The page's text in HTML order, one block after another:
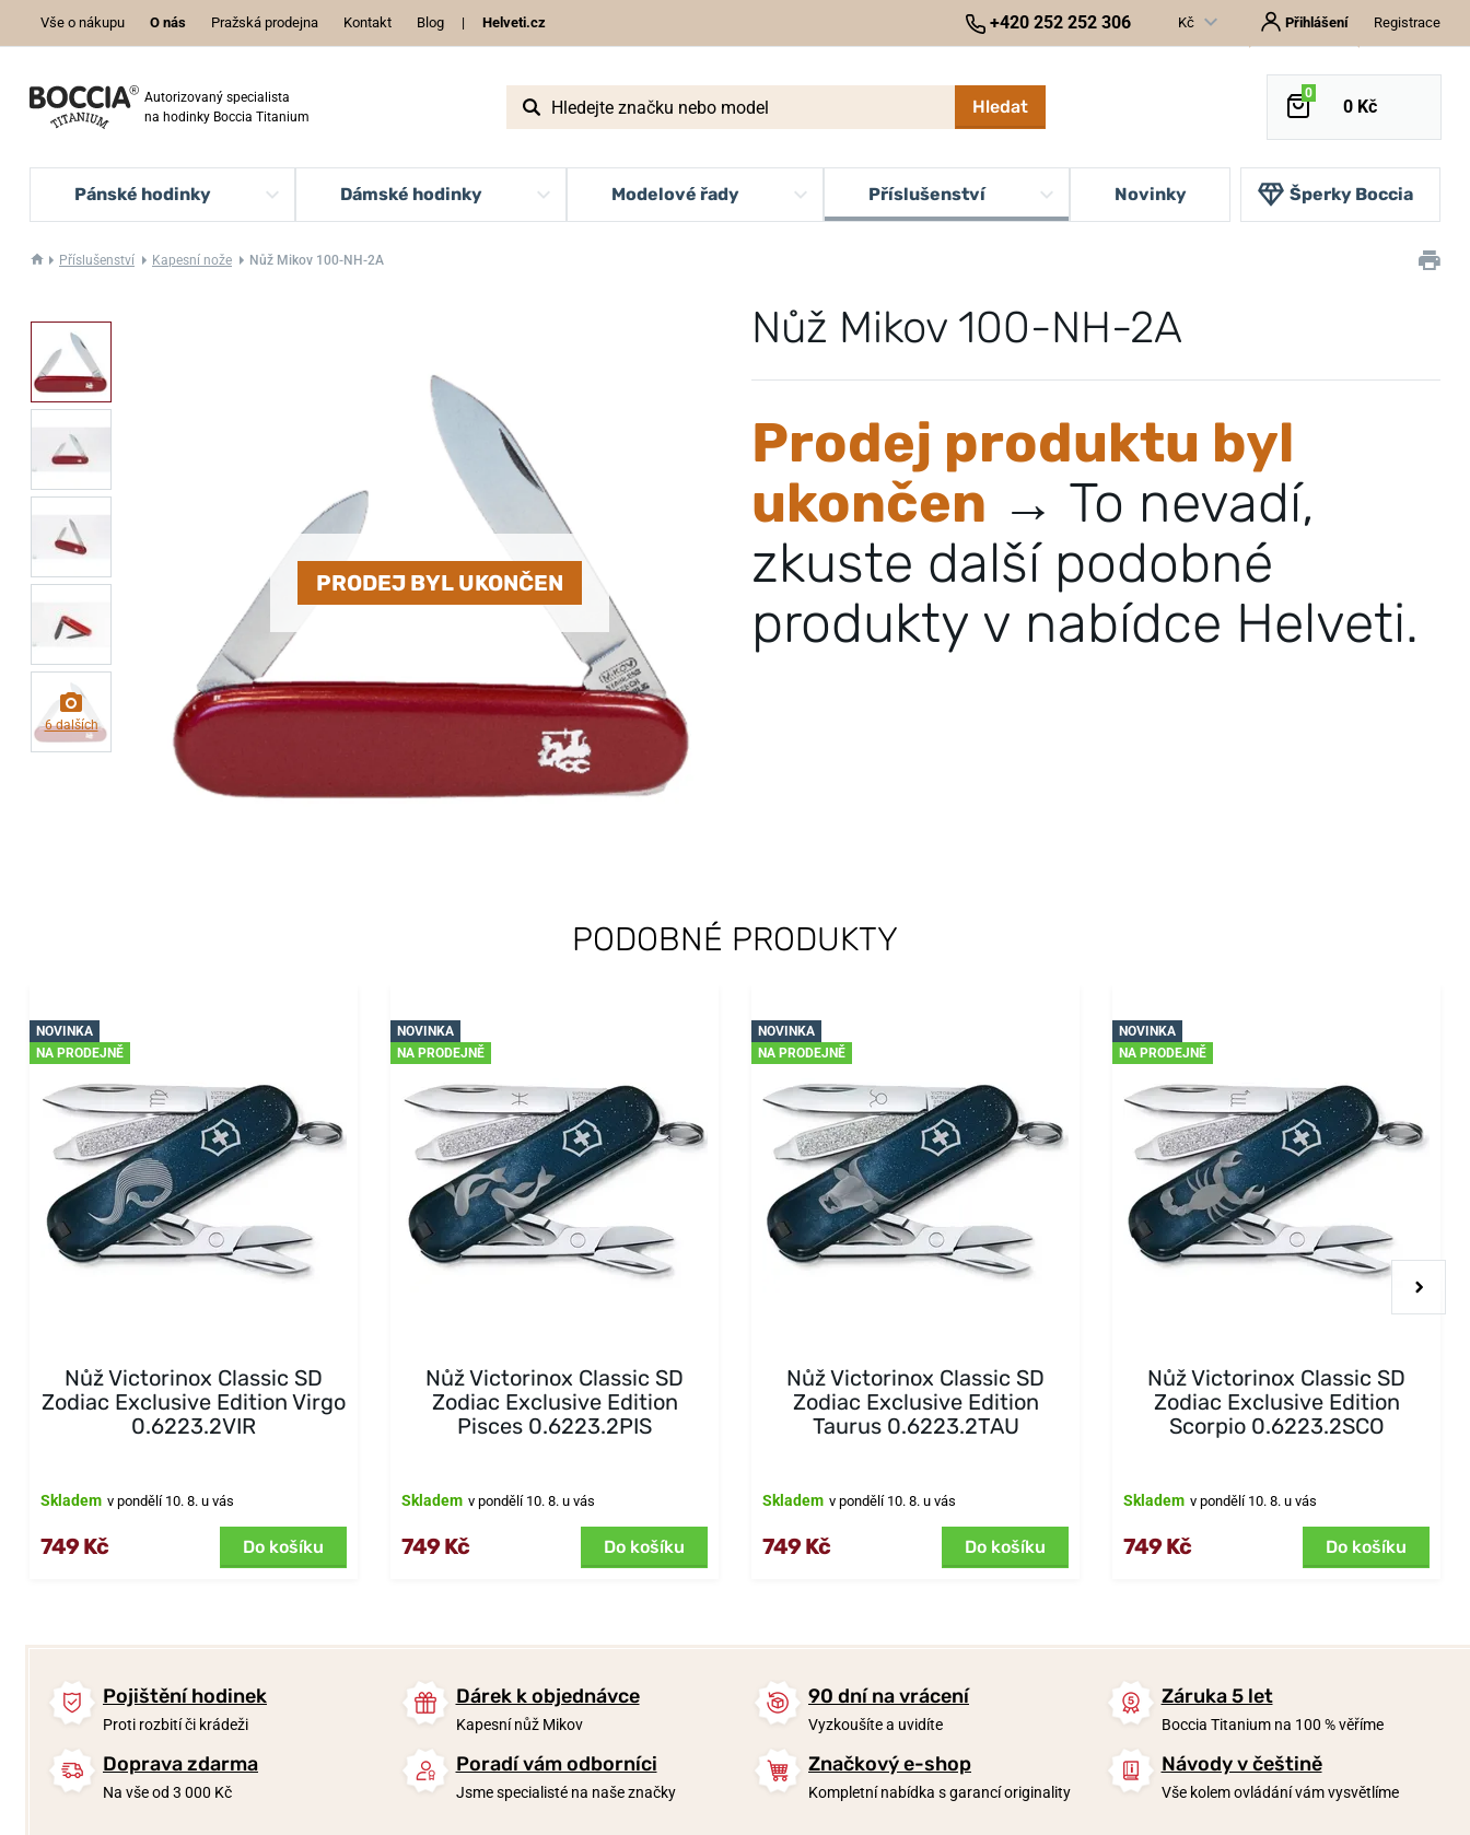
Vše o nákupu O nás Pražská prodejna Kontakt Blog | Helveti.cz +420 252 252 306 Kč Přihlášení Registrace
Autorizovaný specialista
na hodinky Boccia Titanium
Hledat
0
0 Kč
Pánské hodinky Dámské hodinky Modelové řady Příslušenství Novinky Šperky Boccia
Příslušenství Kapesní nože Nůž Mikov 100-NH-2A
Nůž Mikov 100-NH-2A
PRODEJ BYL UKONČEN
6 dalších
Prodej produktu byl
ukončen → To nevadí,
zkuste další podobné
produkty v nabídce Helveti.
PODOBNÉ PRODUKTY
NOVINKA
NA PRODEJNĚ
Nůž Victorinox Classic SD
Zodiac Exclusive Edition Virgo
0.6223.2VIR
Skladem v pondělí 10. 8. u vás
749 Kč Do košíku
NOVINKA
NA PRODEJNĚ
Nůž Victorinox Classic SD
Zodiac Exclusive Edition
Pisces 0.6223.2PIS
Skladem v pondělí 10. 8. u vás
749 Kč Do košíku
NOVINKA
NA PRODEJNĚ
Nůž Victorinox Classic SD
Zodiac Exclusive Edition
Taurus 0.6223.2TAU
Skladem v pondělí 10. 8. u vás
749 Kč Do košíku
NOVINKA
NA PRODEJNĚ
Nůž Victorinox Classic SD
Zodiac Exclusive Edition
Scorpio 0.6223.2SCO
Skladem v pondělí 10. 8. u vás
749 Kč Do košíku
Pojištění hodinek
Proti rozbití či krádeži
Dárek k objednávce
Kapesní nůž Mikov
90 dní na vrácení
Vyzkoušíte a uvidíte
Záruka 5 let
Boccia Titanium na 100 % věříme
Doprava zdarma
Na vše od 3 000 Kč
Poradí vám odborníci
Jsme specialisté na naše značky
Značkový e-shop
Kompletní nabídka s garancí originality
Návody v češtině
Vše kolem ovládání vám vysvětlíme